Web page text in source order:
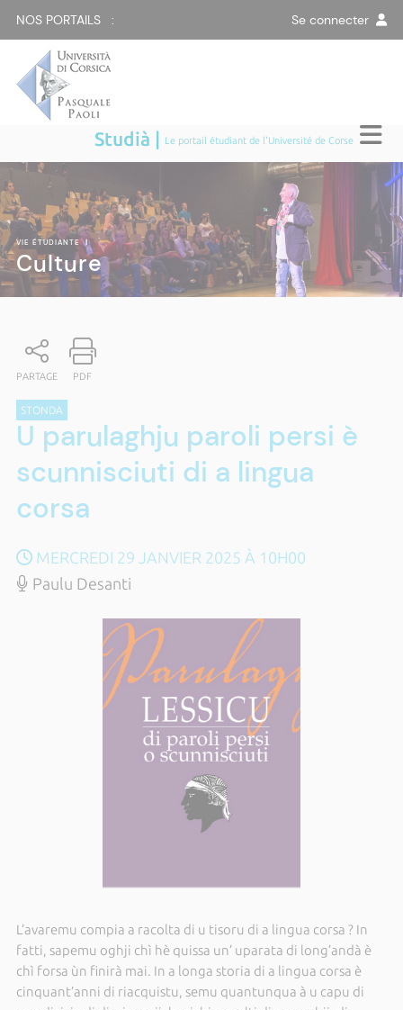
NOS PORTAILS : Se connecter
Studià | Le portail étudiant de l'Université de Corse
VIE ÉTUDIANTE|
Culture
PARTAGE PDF
STONDA
U parulaghju paroli persi è
scunnisciuti di a lingua
corsa
MERCREDI 29 JANVIER 2025 À 10H00
Paulu Desanti
L’avaremu compia a racolta di u tisoru di a lingua corsa ? In
fatti, sapemu oghji chì hè quissa un’ uparata di long’andà è
chì forsa ùn finirà mai. In a longa storia di a lingua corsa è
cinquant’anni di riacquistu, semu quantunqua à u capu di